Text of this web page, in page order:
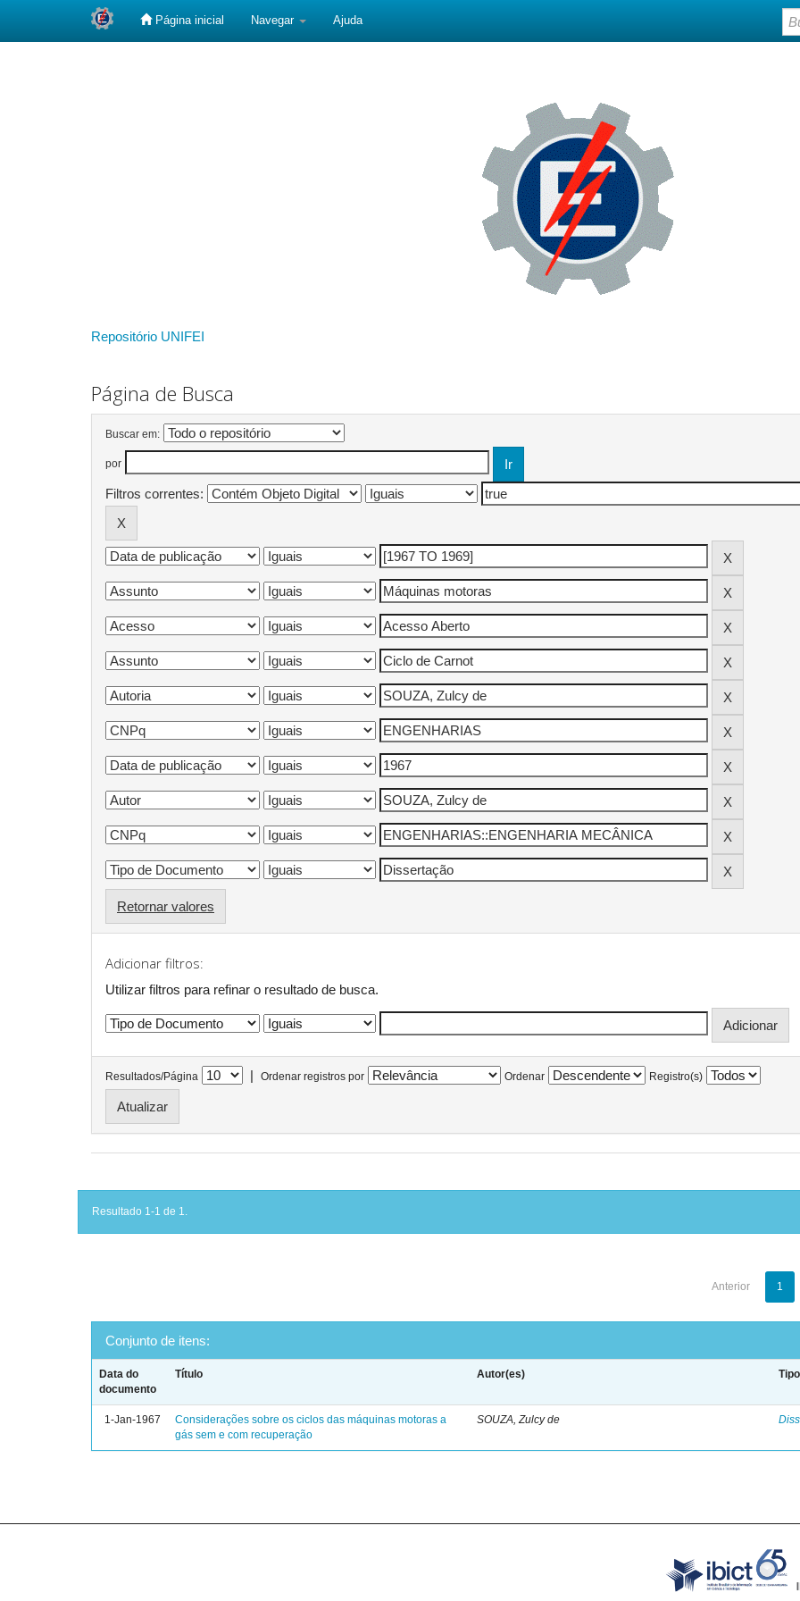
Página inicial Navegar Ajuda
Repositório UNIFEI
Página de Busca
Buscar em:
por
Filtros correntes:
Retornar valores
Adicionar filtros:
Utilizar filtros para refinar o resultado de busca.
Resultados/Página | Ordenar registros por Ordenar Registro(s)
Resultado 1-1 de 1.
Anterior 1
Conjunto de itens:
Data do
documento
Título Autor(es) Tipo
1-Jan-1967
Considerações sobre os ciclos das máquinas motoras a
gás sem e com recuperação
SOUZA, Zulcy de